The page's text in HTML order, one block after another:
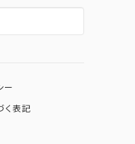
ー
く表記